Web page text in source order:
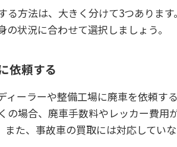
る方法は、大きく分けて3つありま
状況に合わせて選択しましょう。
依頼する
ィーラーや整備工場に廃車を依頼す
の場合、廃車手数料やレッカー費用
また、事故車の買取には対応してい